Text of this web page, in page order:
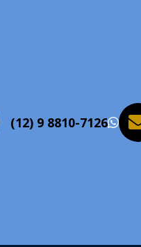
(12) 9 8810-7126